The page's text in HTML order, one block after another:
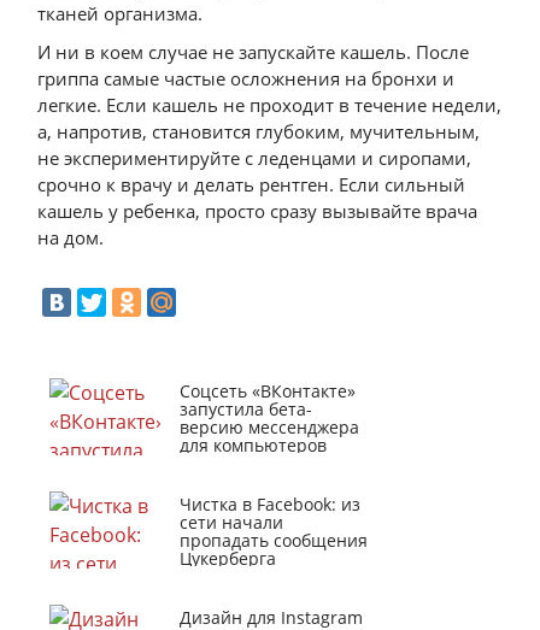
тканей организма.
И ни в коем случае не запускайте кашель. После
гриппа самые частые осложнения на бронхи и
легкие. Если кашель не проходит в течение недели,
а, напротив, становится глубоким, мучительным,
не экспериментируйте с леденцами и сиропами,
срочно к врачу и делать рентген. Если сильный
кашель у ребенка, просто сразу вызывайте врача
на дом.
Соцсеть «ВКонтакте»
запустила бета-
версию мессенджера
для компьютеров
Чистка в Facebook: из
сети начали
пропадать сообщения
Цукерберга
Дизайн для Instagram